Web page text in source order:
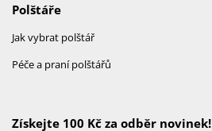
Polštáře
Jak vybrat polštář
Péče a praní polštářů
Získejte 100 Kč za odběr novinek!